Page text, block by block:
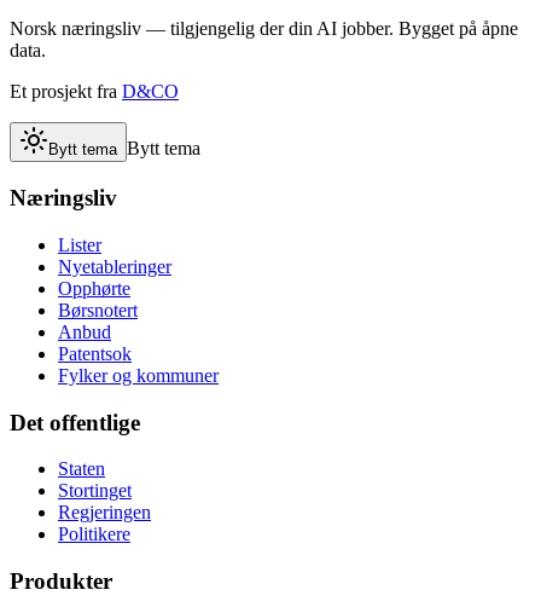
Norsk næringsliv — tilgjengelig der din AI jobber. Bygget på åpne
data.
Et prosjekt fra D&CO
Bytt tema Bytt tema
Næringsliv
Lister
Nyetableringer
Opphørte
Børsnotert
Anbud
Patentsok
Fylker og kommuner
Det offentlige
Staten
Stortinget
Regjeringen
Politikere
Produkter